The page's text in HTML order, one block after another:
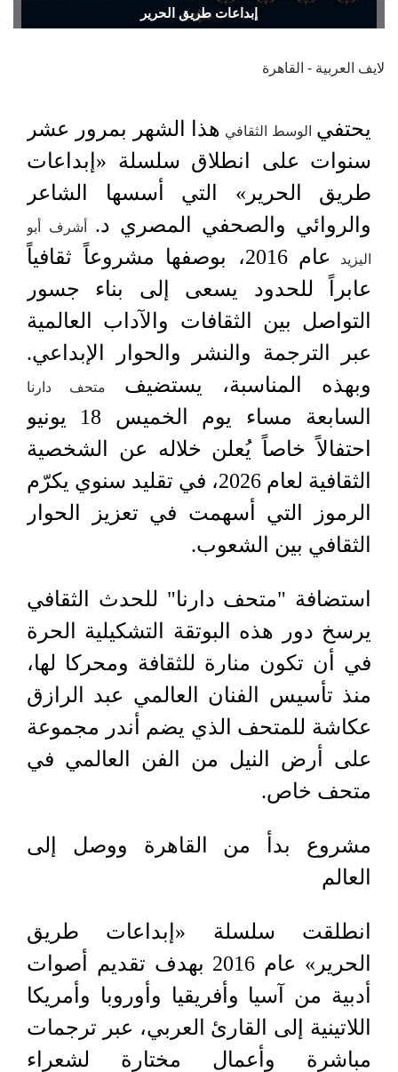
إبداعات طريق الحرير
لايف العربية - القاهرة
يحتفي الوسط الثقافي هذا الشهر بمرور عشر
سنوات على انطلاق سلسلة «إبداعات
طريق الحرير» التي أسسها الشاعر
والروائي والصحفي المصري د. أشرف أبو
اليزيد
عام 2016، بوصفها مشروعاً ثقافياً
عابراً للحدود يسعى إلى بناء جسور
التواصل بين الثقافات والآداب العالمية
عبر الترجمة والنشر والحوار الإبداعي.
وبهذه المناسبة، يستضيف متحف دارنا
السابعة مساء يوم الخميس 18 يونيو
احتفالاً خاصاً يُعلن خلاله عن الشخصية
الثقافية لعام 2026، في تقليد سنوي يكرّم
الرموز التي أسهمت في تعزيز الحوار
الثقافي بين الشعوب.
استضافة "متحف دارنا" للحدث الثقافي
يرسخ دور هذه البوتقة التشكيلية الحرة
في أن تكون منارة للثقافة ومحركا لها،
منذ تأسيس الفنان العالمي عبد الرازق
عكاشة للمتحف الذي يضم أندر مجموعة
على أرض النيل من الفن العالمي في
متحف خاص.
مشروع بدأ من القاهرة ووصل إلى
العالم
انطلقت سلسلة «إبداعات طريق
الحرير» عام 2016 بهدف تقديم أصوات
أدبية من آسيا وأفريقيا وأوروبا وأمريكا
اللاتينية إلى القارئ العربي، عبر ترجمات
مباشرة وأعمال مختارة لشعراء